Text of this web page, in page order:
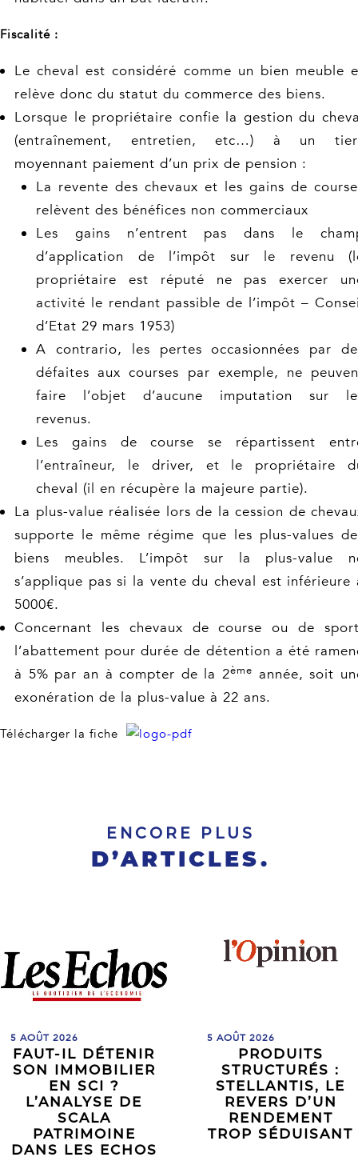
Fiscalité :
Le cheval est considéré comme un bien meuble
relève donc du statut du commerce des biens.
Lorsque le propriétaire confie la gestion du
(entraînement, entretien, etc…) à un
moyennant paiement d’un prix de pension :
La revente des chevaux et les gains de
relèvent des bénéfices non commerciaux
Les gains n’entrent pas dans le
d’application de l’impôt sur le revenu
propriétaire est réputé ne pas exercer
activité le rendant passible de l’impôt –
d’Etat 29 mars 1953)
A contrario, les pertes occasionnées par
défaites aux courses par exemple, ne
faire l’objet d’aucune imputation sur
revenus.
Les gains de course se répartissent
l’entraîneur, le driver, et le propriétaire
cheval (il en récupère la majeure partie).
La plus-value réalisée lors de la cession de
supporte le même régime que les plus-values
biens meubles. L’impôt sur la plus-value
s’applique pas si la vente du cheval est inférieure
5000€.
Concernant les chevaux de course ou de
l’abattement pour durée de détention a été
à 5% par an à compter de la 2ème année, soit
exonération de la plus-value à 22 ans.
Télécharger la fiche
ENCORE PLUS
D’ARTICLES.
FAUT-IL DÉTENIR
SON IMMOBILIER
EN SCI ?
L’ANALYSE DE
SCALA
PATRIMOINE
DANS LES ECHOS
5 AOÛT 2026
PRODUITS
STRUCTURÉS :
STELLANTIS, LE
REVERS D’UN
RENDEMENT
TROP SÉDUISANT
5 AOÛT 2026